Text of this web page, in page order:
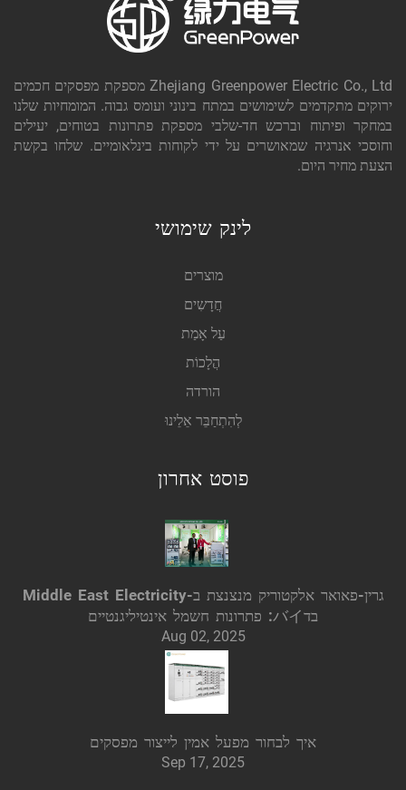
Zhejiang Greenpower Electric Co., Ltd מספקת מפסקים חכמים
ירוקים מתקדמים לשימושים במתח בינוני ועומס גבוה. המומחיות שלנו
במחקר ופיתוח וברכש חד-שלבי מספקת פתרונות בטוחים, יעילים
וחוסכי אנרגיה שמאושרים על ידי לקוחות בינלאומיים. שלחו בקשת
הצעת מחיר היום.
לינק שימושי
מוצרים
חֲדָשִים
עַל אָמַת
הֲלָכוֹת
הורדה
לְהִתְחַבֵּר אֵלֵינוּ
פוסט אחרון
גרין-פאואר אלקטוריק מנצנצת ב-Middle East Electricity
בדバイ: פתרונות חשמל אינטיליגנטיים
Aug 02, 2025
איך לבחור מפעל אמין לייצור מפסקים
Sep 17, 2025